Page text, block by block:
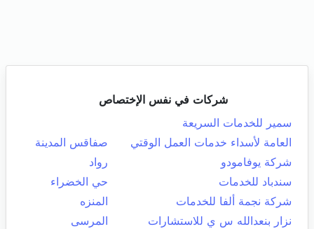
شركات في نفس الإختصاص
سمير للخدمات السريعة
العامة لأسداء خدمات العمل الوقتي
صفاقس المدينة
شركة يوفامودو
رواد
سندباد للخدمات
حي الخضراء
شركة نجمة ألفا للخدمات
المنزه
نزار بنعدالله س ي للاستشارات
المرسى